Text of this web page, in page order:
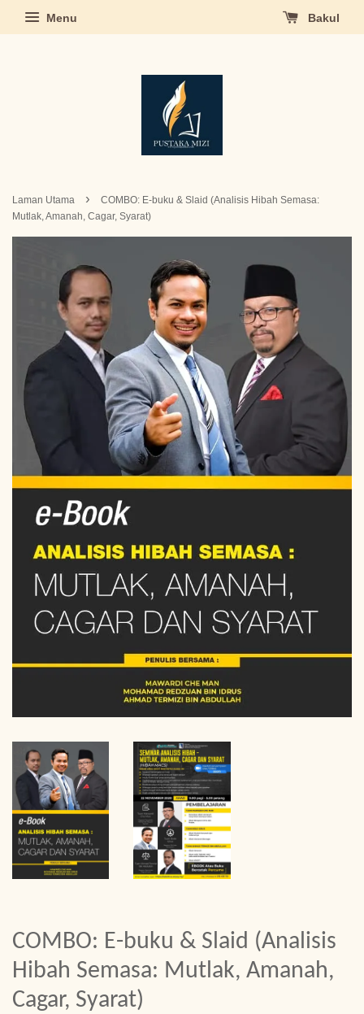
Menu Bakul
Laman Utama ›
COMBO: E-buku & Slaid (Analisis Hibah Semasa:
Mutlak, Amanah, Cagar, Syarat)
COMBO: E-buku & Slaid (Analisis
Hibah Semasa: Mutlak, Amanah,
Cagar, Syarat)